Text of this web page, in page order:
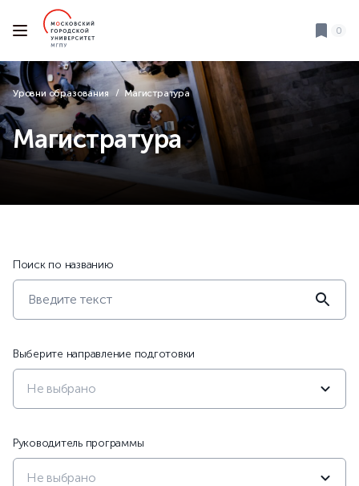
0
Уровни образования Магистратура
Магистратура
Поиск по названию
Выберите направление подготовки
Не выбрано
Руководитель программы
Не выбрано